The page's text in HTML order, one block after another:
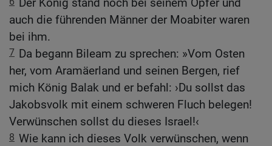
auch die führenden Männer der Moabiter waren
bei ihm.
7 Da begann Bileam zu sprechen: »Vom Osten
her, vom Aramäerland und seinen Bergen, rief
mich König Balak und er befahl: ›Du sollst das
Jakobsvolk mit einem schweren Fluch belegen!
Verwünschen sollst du dieses Israel!‹
8 Wie kann ich dieses Volk verwünschen, wenn